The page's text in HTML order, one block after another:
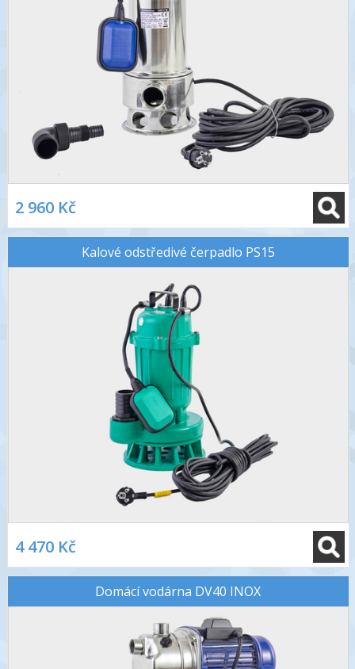
2 960 Kč
Kalové odstředivé čerpadlo PS15
4 470 Kč
Domácí vodárna DV40 INOX